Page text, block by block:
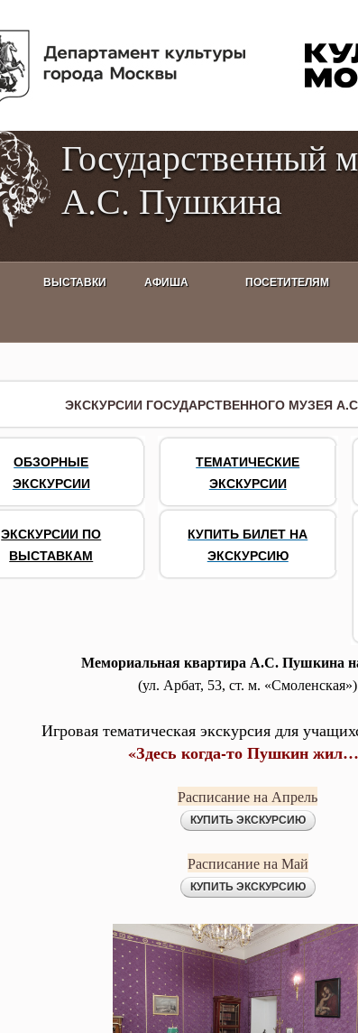
Государственный
А.С. Пушкина
ВЫСТАВКИ АФИША ПОСЕТИТЕЛЯМ
ЭКСКУРСИИ ГОСУДАРСТВЕННОГО МУЗЕЯ
ОБЗОРНЫЕ
ЭКСКУРСИИ
ЭКСКУРСИИ ПО
ВЫСТАВКАМ
ТЕМАТИЧЕСКИЕ
ЭКСКУРСИИ
КУПИТЬ БИЛЕТ НА
ЭКСКУРСИЮ
Мемориальная квартира А.С. Пушкина
(ул. Арбат, 53, ст. м. «Смоленская»)
Игровая тематическая экскурсия для
«Здесь когда-то Пушкин
Расписание на Апрель
Расписание на Май